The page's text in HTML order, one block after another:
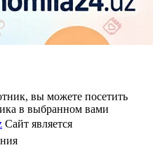
вы можете посетить
в выбранном вами
Сайт является